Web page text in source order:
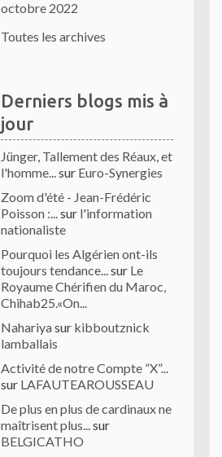
octobre 2022
Toutes les archives
Derniers blogs mis à
jour
Jünger, Tallement des Réaux, et
l'homme...sur Euro-Synergies
Zoom d'été - Jean-Frédéric
Poisson :...sur l'information
nationaliste
Pourquoi les Algérien ont-ils
toujours tendance...sur Le
Royaume Chérifien du Maroc,
Chihab25.«On...
Nahariyasur kibboutznick
lamballais
Activité de notre Compte ”X”...
sur LAFAUTEAROUSSEAU
De plus en plus de cardinaux ne
maîtrisent plus...sur
BELGICATHO